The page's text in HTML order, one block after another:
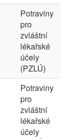
Potraviny
pro
zvláštní
lékařské
účely
(PZLÚ)
Potraviny
pro
zvláštní
lékařské
účely